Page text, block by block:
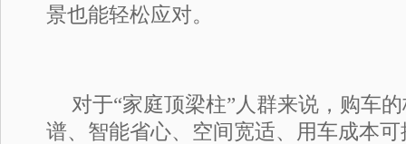
景也能轻松应对。
对于“家庭顶梁柱”人群来说，购车
谱、智能省心、空间宽适、用车成本